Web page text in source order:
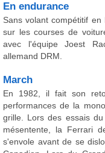
En endurance
Sans volant compétitif
sur les courses de
avec l'équipe Joest
allemand DRM.
March
En 1982, il fait son
performances de la
grille. Lors des essais
mésentente, la Ferrari
s'envole avant de se